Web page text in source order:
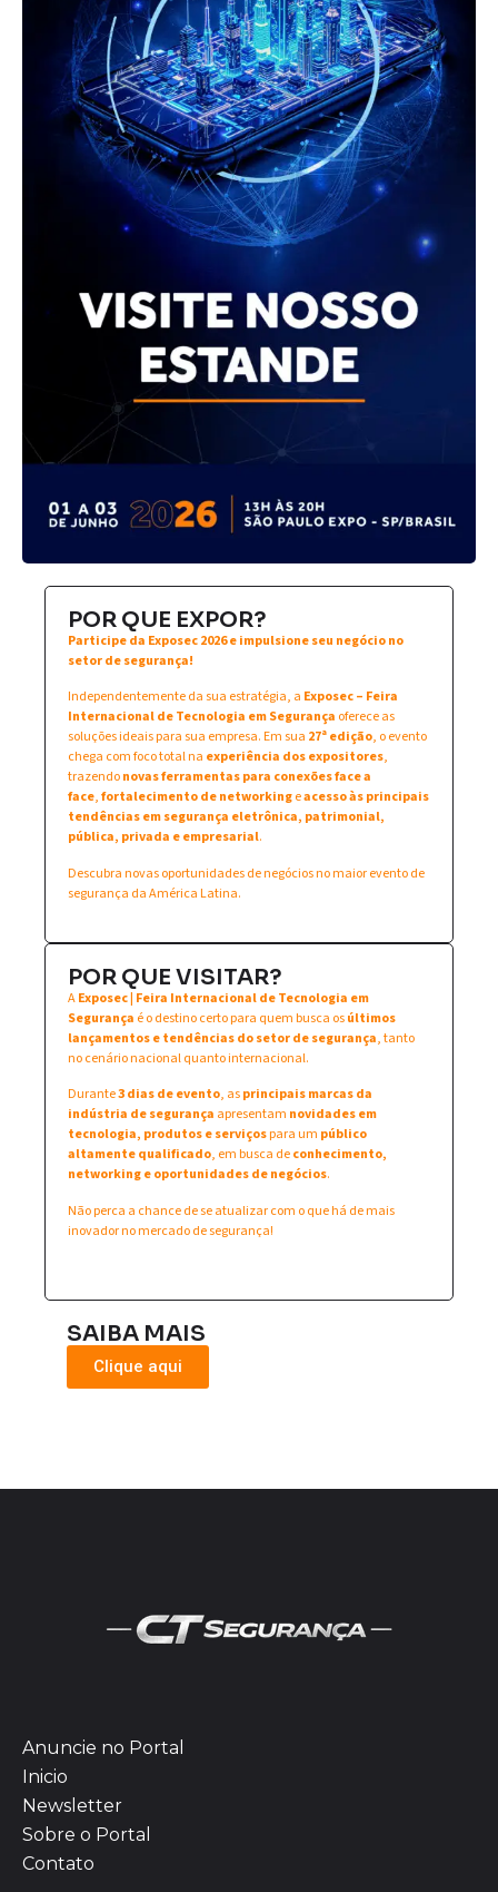
POR QUE EXPOR?
Participe da Exposec 2026 e impulsione seu negócio no
setor de segurança!
Independentemente da sua estratégia, a Exposec – Feira
Internacional de Tecnologia em Segurança oferece as
soluções ideais para sua empresa. Em sua 27ª edição, o evento
chega com foco total na experiência dos expositores,
trazendonovas ferramentas para conexões face a
face,fortalecimento de networkingeacesso às principais
tendências em segurança eletrônica, patrimonial,
pública, privada e empresarial.
Descubra novas oportunidades de negócios no maior evento de
segurança da América Latina.
POR QUE VISITAR?
AExposec | Feira Internacional de Tecnologia em
Segurança é o destino certo para quem busca osúltimos
lançamentos e tendências do setor de segurança, tanto
no cenário nacional quanto internacional.
Durante3 dias de evento, asprincipais marcas da
indústria de segurança apresentam novidades em
tecnologia, produtos e serviçospara um público
altamente qualificado, em busca deconhecimento,
networking e oportunidades de negócios.
Não perca a chance de se atualizar com o que há de mais
inovador no mercado de segurança!
SAIBA MAIS
Clique aqui
Anuncie no Portal
Inicio
Newsletter
Sobre o Portal
Contato